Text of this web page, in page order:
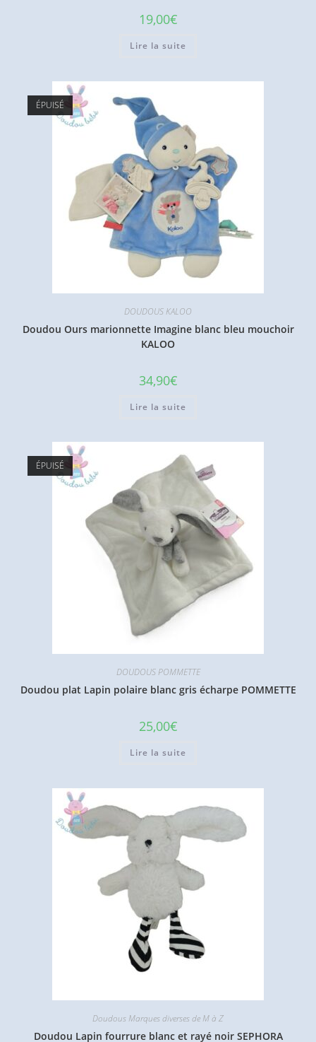
19,00€
Lire la suite
ÉPUISÉ
DOUDOUS KALOO
Doudou Ours marionnette Imagine blanc bleu mouchoir
KALOO
34,90€
Lire la suite
ÉPUISÉ
DOUDOUS POMMETTE
Doudou plat Lapin polaire blanc gris écharpe POMMETTE
25,00€
Lire la suite
Doudous Marques diverses de M à Z
Doudou Lapin fourrure blanc et rayé noir SEPHORA